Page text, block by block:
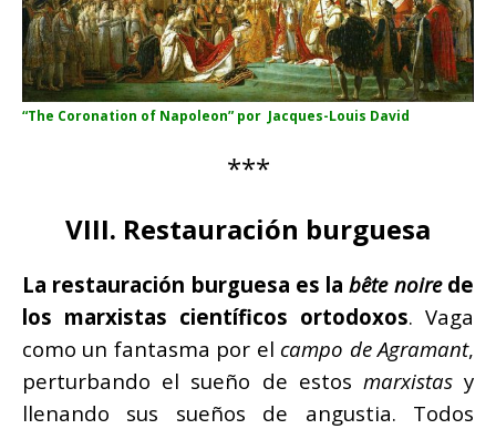
“The Coronation of Napoleon” por Jacques-Louis David
***
VIII. Restauración burguesa
La restauración burguesa es labête noire de
los marxistas científicos ortodoxos. Vaga
como un fantasma por el campo de Agramant,
perturbando el sueño de estos marxistasy
llenando sus sueños de angustia. Todos